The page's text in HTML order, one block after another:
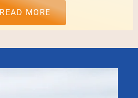
READ MORE